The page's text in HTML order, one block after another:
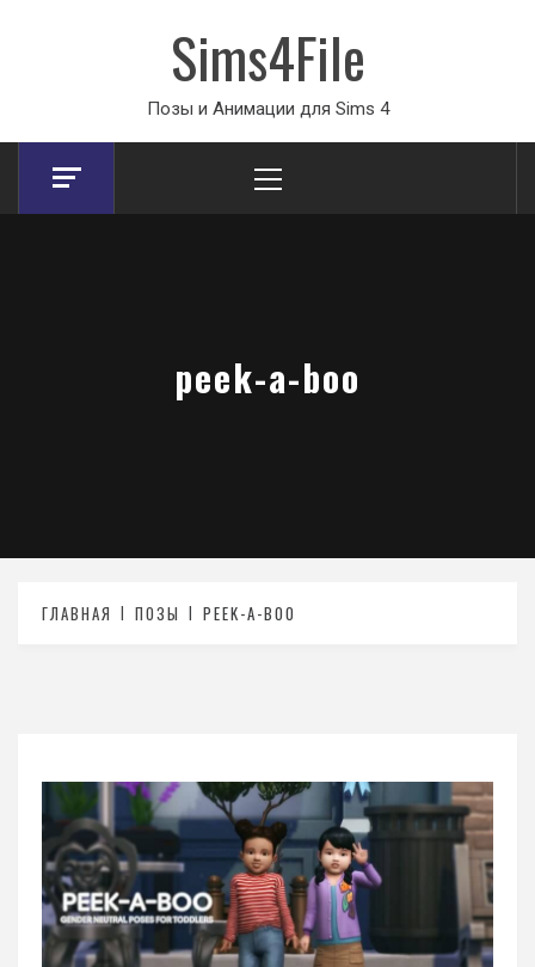
Sims4File
Позы и Анимации для Sims 4
Menu
peek-a-boo
ГЛАВНАЯ ПОЗЫ PEEK-A-BOO